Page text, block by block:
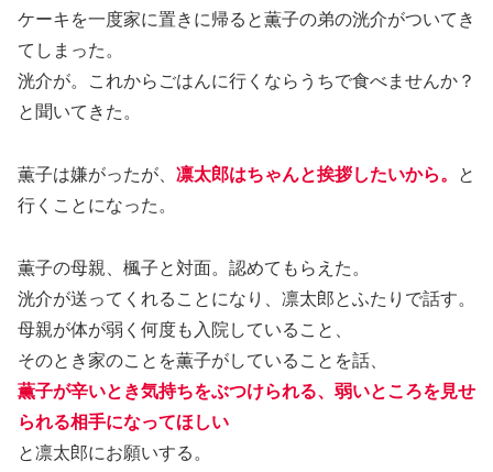
ケーキを一度家に置きに帰ると薫子の弟の洸介がついてき
てしまった。
洸介が。これからごはんに行くならうちで食べませんか？
と聞いてきた。
薫子は嫌がったが、 凛太郎はちゃんと挨拶したいから。
と
行くことになった。
薫子の母親、楓子と対面。認めてもらえた。
洸介が送ってくれることになり、凛太郎とふたりで話す。
母親が体が弱く何度も入院していること、
そのとき家のことを薫子がしていることを話、
薫子が辛いとき気持ちをぶつけられる、弱いところを見せ
られる相手になってほしい
と凛太郎にお願いする。